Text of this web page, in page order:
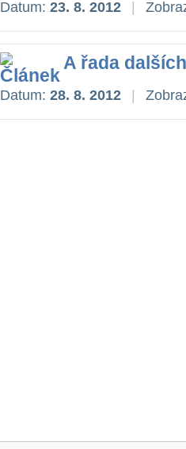
Datum: 23. 8. 2012
A řada
Datum: 28. 8. 2012